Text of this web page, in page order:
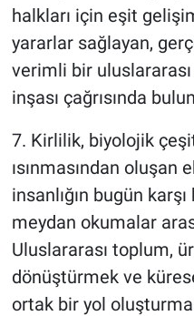
halkları için eşit
yararlar sağlayan,
verimli bir
inşası çağrısında
7. Kirlilik, biyolojik
ısınmasından oluşan
insanlığın bugün
meydan okumalar
Uluslararası toplum,
dönüştürmek ve
ortak bir yol